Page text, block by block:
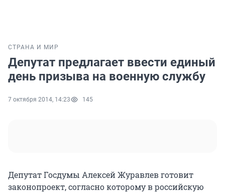
СТРАНА И МИР
Депутат предлагает ввести единый
день призыва на военную службу
7 октября 2014, 14:23 145
Депутат Госдумы Алексей Журавлев готовит
законопроект, согласно которому в российскую